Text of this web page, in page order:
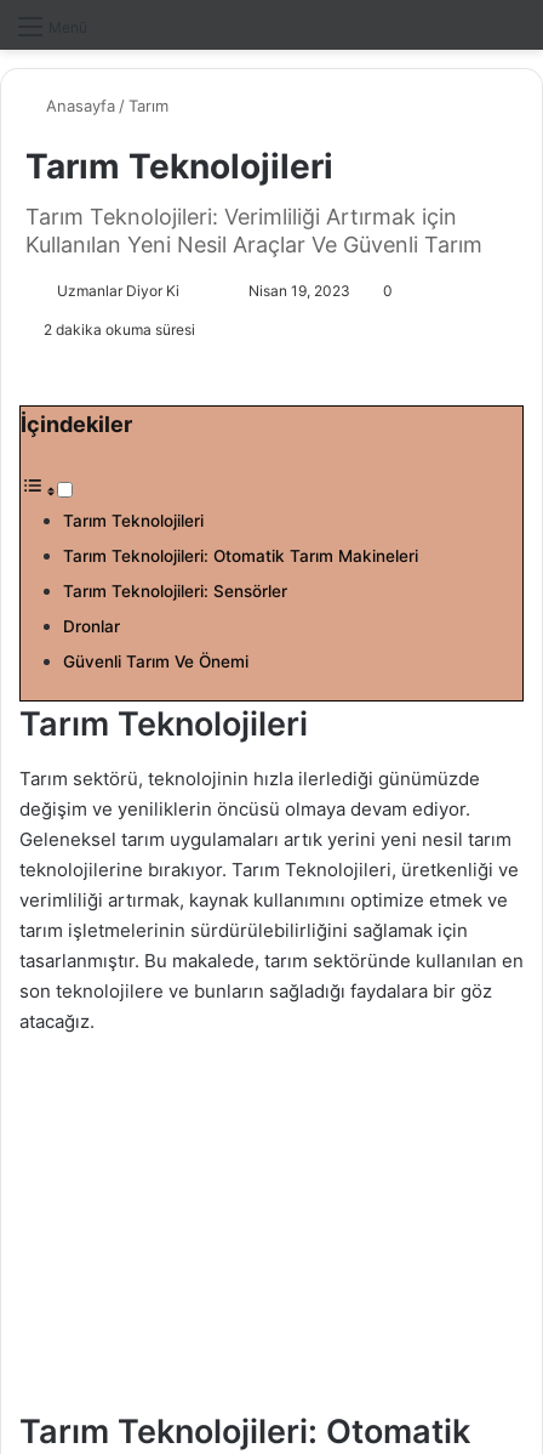
Anasayfa /Tarım
Tarım Teknolojileri
Tarım Teknolojileri: Verimliliği Artırmak için
Kullanılan Yeni Nesil Araçlar Ve Güvenli Tarım
Uzmanlar Diyor Ki
o
X
-
a
g
d
e
e
k
Nisan 19, 2023 0
2 dakika okuma süresi
İçindekiler
Tarım Teknolojileri
Tarım Teknolojileri: Otomatik Tarım Makineleri
Tarım Teknolojileri: Sensörler
Dronlar
Güvenli Tarım Ve Önemi
Tarım Teknolojileri
Tarım sektörü, teknolojinin hızla ilerlediği günümüzde
değişim ve yeniliklerin öncüsü olmaya devam ediyor.
Geleneksel tarım uygulamaları artık yerini yeni nesil tarım
teknolojilerine bırakıyor. Tarım Teknolojileri, üretkenliği ve
verimliliği artırmak, kaynak kullanımını optimize etmek ve
tarım işletmelerinin sürdürülebilirliğini sağlamak için
tasarlanmıştır. Bu makalede, tarım sektöründe kullanılan en
son teknolojilere ve bunların sağladığı faydalara bir göz
atacağız.
Tarım Teknolojileri: Otomatik